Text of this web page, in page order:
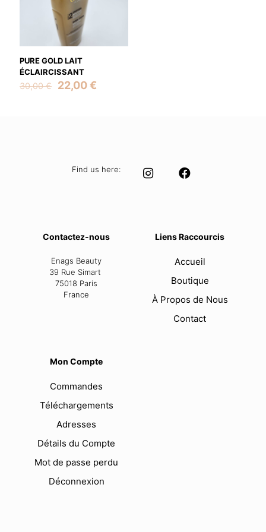
PURE GOLD LAIT
ÉCLAIRCISSANT
30,00€
Original
22,00€
Find us here:
Contactez-nous
Enags Beauty
39 Rue Simart
75018 Paris
France
Liens Raccourcis
Accueil
Boutique
À Propos de Nous
Contact
Mon Compte
Commandes
Téléchargements
Adresses
Détails du Compte
Mot de passe perdu
Déconnexion